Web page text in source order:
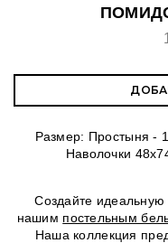
Размер: Простыня -
Наволочки
Создайте
нашим постельным
Наша коллекция